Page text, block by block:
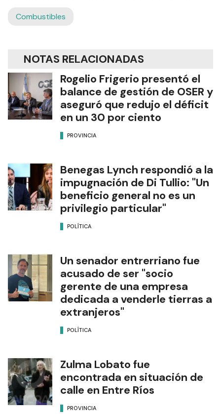
Combustibles
NOTAS RELACIONADAS
Rogelio Frigerio presentó el
balance de gestión de OSER y
aseguró que redujo el déficit
en un 30 por ciento
PROVINCIA
Benegas Lynch respondió a la
impugnación de Di Tullio: "Un
beneficio general no es un
privilegio particular"
POLÍTICA
Un senador entrerriano fue
acusado de ser "socio
gerente de una empresa
dedicada a venderle tierras a
extranjeros"
POLÍTICA
Zulma Lobato fue
encontrada en situación de
calle en Entre Ríos
PROVINCIA